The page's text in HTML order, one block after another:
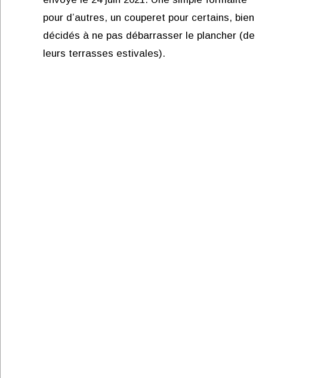
pour d’autres, un couperet pour certains, bien
décidés à ne pas débarrasser le plancher (de
leurs terrasses estivales).